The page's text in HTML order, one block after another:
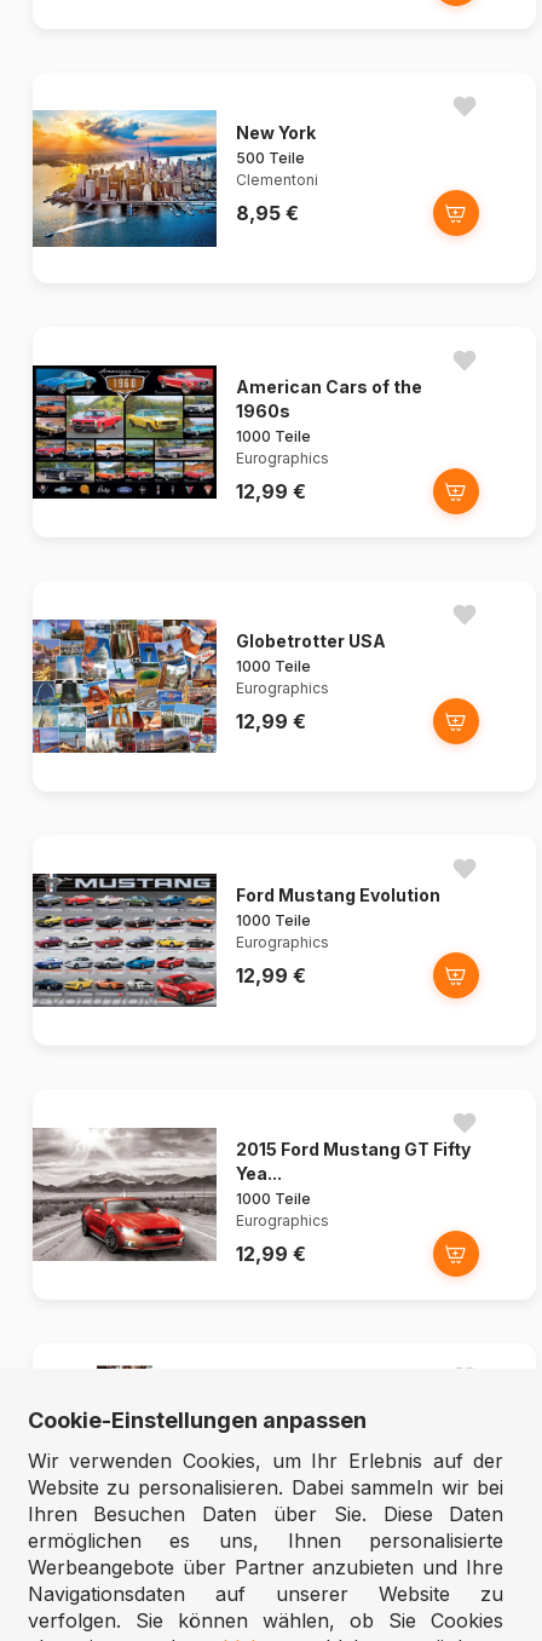
New York
500 Teile
Clementoni
8,95 €
American Cars of the
1960s
1000 Teile
Eurographics
12,99 €
Globetrotter USA
1000 Teile
Eurographics
12,99 €
Ford Mustang Evolution
1000 Teile
Eurographics
12,99 €
2015 Ford Mustang GT Fifty
Yea...
1000 Teile
Eurographics
12,99 €
Broadway, Ti...
1000 Teile
Dino
10,95 €
Cookie-Einstellungen anpassen
Wir verwenden Cookies, um Ihr Erlebnis auf der
Website zu personalisieren. Dabei sammeln wir bei
Ihren Besuchen Daten über Sie. Diese Daten
ermöglichen es uns, Ihnen personalisierte
Werbeangebote über Partner anzubieten und Ihre
Navigationsdaten auf unserer Website zu
verfolgen. Sie können wählen, ob Sie Cookies